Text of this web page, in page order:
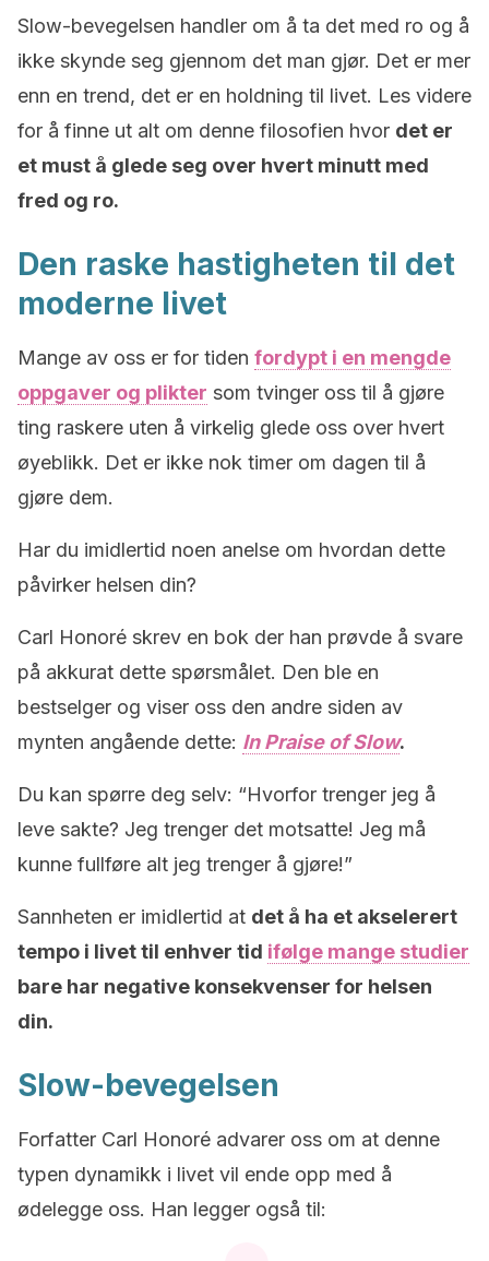
Slow-bevegelsen handler om å ta det med ro og å
ikke skynde seg gjennom det man gjør. Det er mer
enn en trend, det er en holdning til livet. Les videre
for å finne ut alt om denne filosofien hvor det er
et must å glede seg over hvert minutt med
fred og ro.
Den raske hastigheten til det
moderne livet
Mange av oss er for tiden fordypt i en mengde
oppgaver og plikter som tvinger oss til å gjøre
ting raskere uten å virkelig glede oss over hvert
øyeblikk. Det er ikke nok timer om dagen til å
gjøre dem.
Har du imidlertid noen anelse om hvordan dette
påvirker helsen din?
Carl Honoré skrev en bok der han prøvde å svare
på akkurat dette spørsmålet. Den ble en
bestselger og viser oss den andre siden av
mynten angående dette: In Praise of Slow.
Du kan spørre deg selv: “Hvorfor trenger jeg å
leve sakte? Jeg trenger det motsatte! Jeg må
kunne fullføre alt jeg trenger å gjøre!”
Sannheten er imidlertid at det å ha et akselerert
tempo i livet til enhver tid ifølge mange studier
bare har negative konsekvenser for helsen
din.
Slow-bevegelsen
Forfatter Carl Honoré advarer oss om at denne
typen dynamikk i livet vil ende opp med å
ødelegge oss. Han legger også til: